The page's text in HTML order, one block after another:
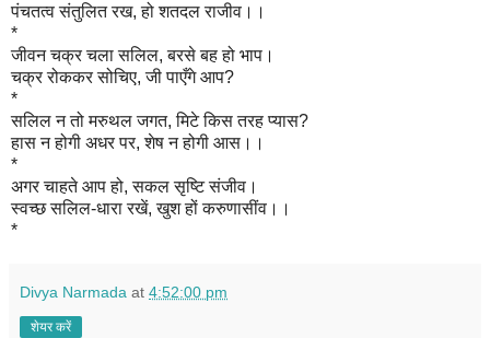
पंचतत्व संतुलित रख,हो शतदल राजीव । ।
*
जीवन चक्र चला सलिल,बरसे बह हो भाप।
चक्र रोककर सोचिए,जी पाएँगे आप?
*
सलिल न तो मरुथल जगत, मिटे किस तरह प्यास?
हास न होगी अधर पर, शेष न होगी आस । ।
*
अगर चाहते आप हो, सकल सृष्टि संजीव।
स्वच्छ सलिल-धारा रखें, खुश हों करुणासींव । ।
*
Divya Narmada at 4:52:00 pm
शेयर करें